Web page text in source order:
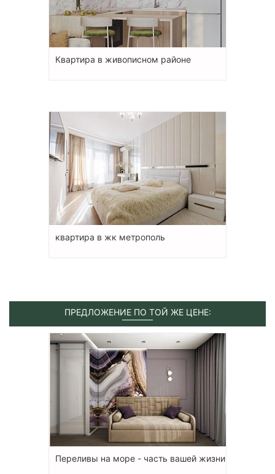
Квартира в живописном районе
квартира в жк метрополь
ПРЕДЛОЖЕНИЕ ПО ТОЙ ЖЕ ЦЕНЕ:
Переливы на море - часть вашей жизни